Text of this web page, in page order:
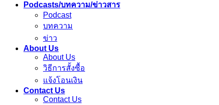
Podcasts/บทความ/ข่าวสาร
Podcast
บทความ
ข่าว
About Us
About Us
วิธีการสั้งซื้อ
แจ้งโอนเงิน
Contact Us
Contact Us